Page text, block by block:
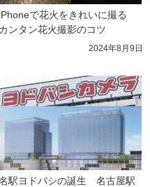
iPhoneで花火をきれいに撮る
カンタン花火撮影のコツ
2024年8月9日
駅ヨドバシの誕生　名古屋駅